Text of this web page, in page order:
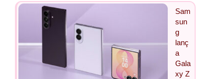
Sam
sun
g
lanç
a
Gala
xy Z